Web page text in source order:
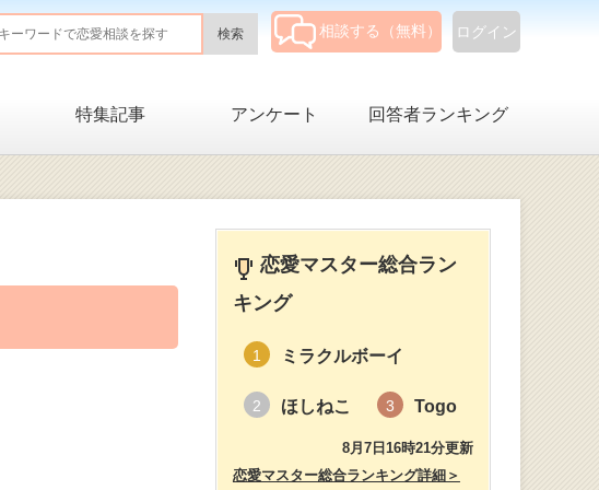
ログイン
相談する（無料）
特集記事 アンケート 回答者ランキング
恋愛マスター総合ラン
キング
1 ミラクルボーイ
2 ほしねこ 3 Togo
8月7日16時21分更新
恋愛マスター総合ランキング詳細＞